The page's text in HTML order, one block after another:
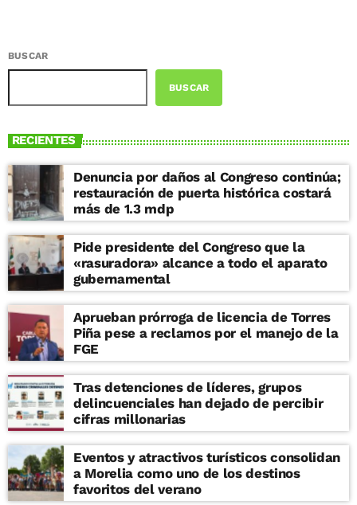
BUSCAR
BUSCAR
RECIENTES
Denuncia por daños al Congreso continúa;
restauración de puerta histórica costará
más de 1.3 mdp
Pide presidente del Congreso que la
«rasuradora» alcance a todo el aparato
gubernamental
Aprueban prórroga de licencia de Torres
Piña pese a reclamos por el manejo de la
FGE
Tras detenciones de líderes, grupos
delincuenciales han dejado de percibir
cifras millonarias
Eventos y atractivos turísticos consolidan
a Morelia como uno de los destinos
favoritos del verano